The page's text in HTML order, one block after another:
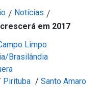
/ Notícias /
em 2017
Limpo
Brasilândia
Pirituba / Santo Amaro